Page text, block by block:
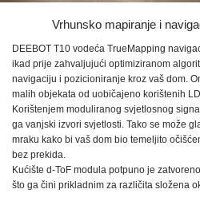
Vrhunsko mapiranje i
DEEBOT T10 vodeća TrueMapping
ikad prije zahvaljujući optimiziranom
navigaciju i pozicioniranje kroz vaš dom.
malih objekata od uobičajeno korištenih
Korištenjem moduliranog svjetlosnog
ga vanjski izvori svjetlosti. Tako se može
mraku kako bi vaš dom bio temeljito
bez prekida.
Kućište d-ToF modula potpuno je
što ga čini prikladnim za različita složena